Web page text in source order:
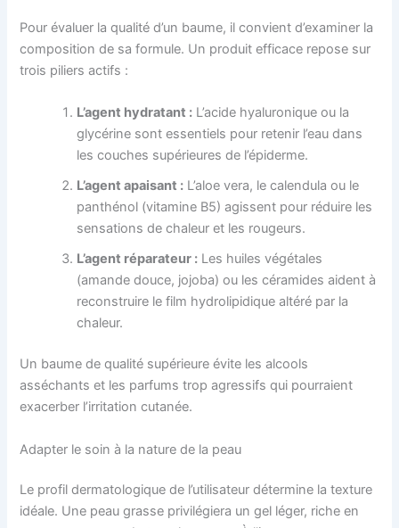
Pour évaluer la qualité d’un baume, il convient d’examiner la
composition de sa formule. Un produit efficace repose sur
trois piliers actifs :
L’agent hydratant : L’acide hyaluronique ou la
glycérine sont essentiels pour retenir l’eau dans
les couches supérieures de l’épiderme.
L’agent apaisant : L’aloe vera, le calendula ou le
panthénol (vitamine B5) agissent pour réduire les
sensations de chaleur et les rougeurs.
L’agent réparateur : Les huiles végétales
(amande douce, jojoba) ou les céramides aident à
reconstruire le film hydrolipidique altéré par la
chaleur.
Un baume de qualité supérieure évite les alcools
asséchants et les parfums trop agressifs qui pourraient
exacerber l’irritation cutanée.
Adapter le soin à la nature de la peau
Le profil dermatologique de l’utilisateur détermine la texture
idéale. Une peau grasse privilégiera un gel léger, riche en